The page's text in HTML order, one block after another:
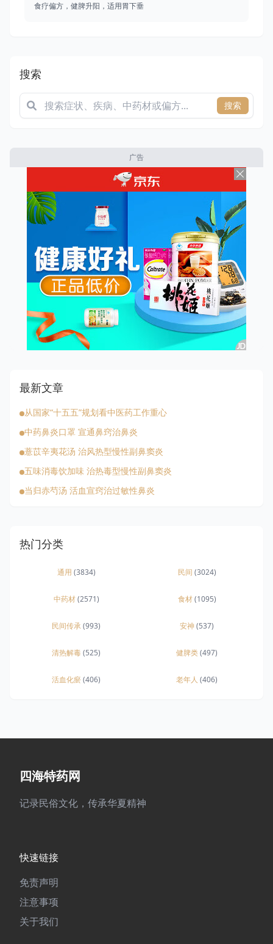
食疗偏方，健脾升阳，适用胃下垂
搜索
搜索
广告
最新文章
从国家“十五五”规划看中医药工作重心
中药鼻炎口罩 宣通鼻窍治鼻炎
薏苡辛夷花汤 治风热型慢性副鼻窦炎
五味消毒饮加味 治热毒型慢性副鼻窦炎
当归赤芍汤 活血宣窍治过敏性鼻炎
热门分类
通用 (3834) 民间 (3024)
中药材(2571) 食材(1095)
民间传承(993) 安神(537)
清热解毒(525) 健脾类(497)
活血化瘀(406) 老年人 (406)
四海特药网
记录民俗文化，传承华夏精神
快速链接
免责声明
注意事项
关于我们